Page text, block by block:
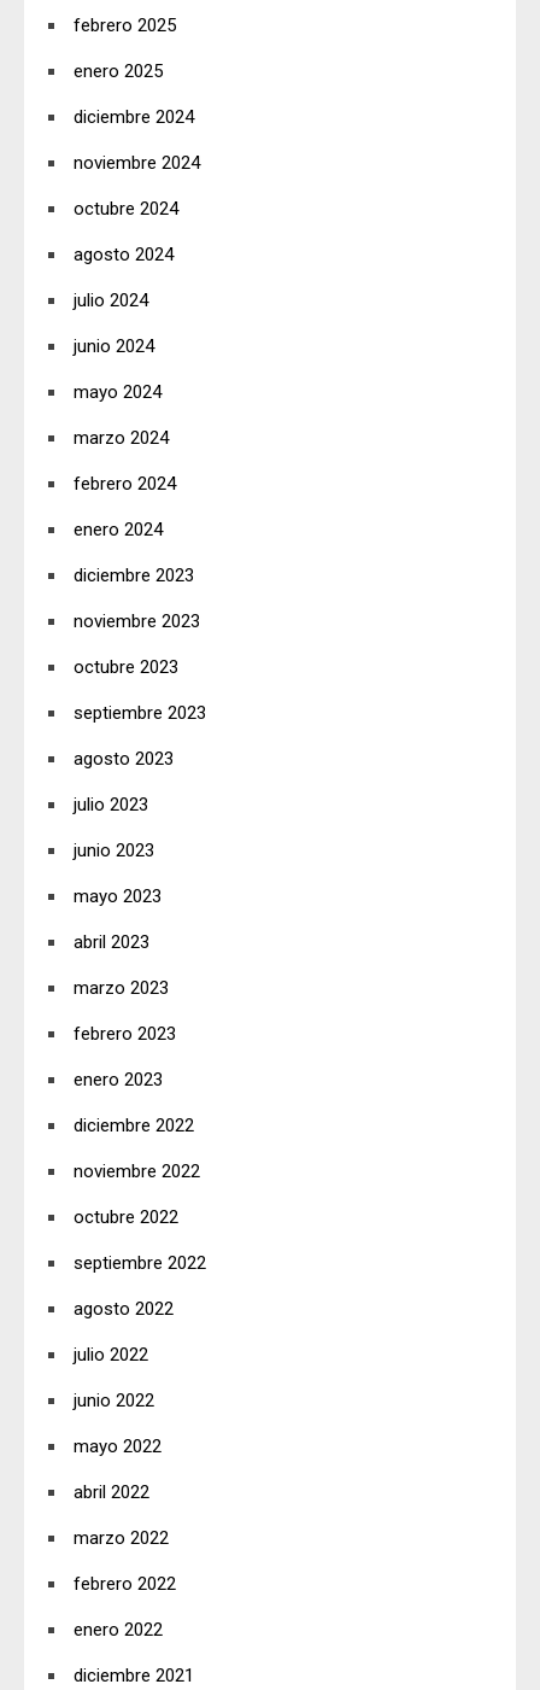
febrero 2025
enero 2025
diciembre 2024
noviembre 2024
octubre 2024
agosto 2024
julio 2024
junio 2024
mayo 2024
marzo 2024
febrero 2024
enero 2024
diciembre 2023
noviembre 2023
octubre 2023
septiembre 2023
agosto 2023
julio 2023
junio 2023
mayo 2023
abril 2023
marzo 2023
febrero 2023
enero 2023
diciembre 2022
noviembre 2022
octubre 2022
septiembre 2022
agosto 2022
julio 2022
junio 2022
mayo 2022
abril 2022
marzo 2022
febrero 2022
enero 2022
diciembre 2021